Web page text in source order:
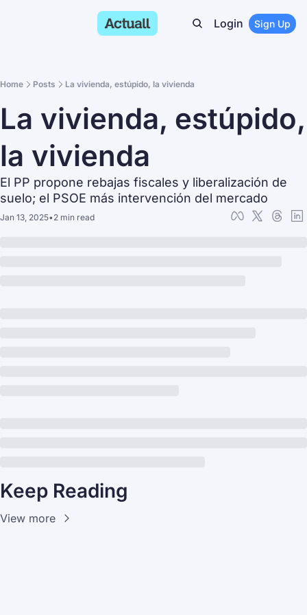
Login Sign Up
Home Posts La vivienda, estúpido, la vivienda
La vivienda, estúpido,
la vivienda
El PP propone rebajas fiscales y liberalización de
suelo; el PSOE más intervención del mercado
Jan 13, 2025•2 min read
Keep Reading
View more